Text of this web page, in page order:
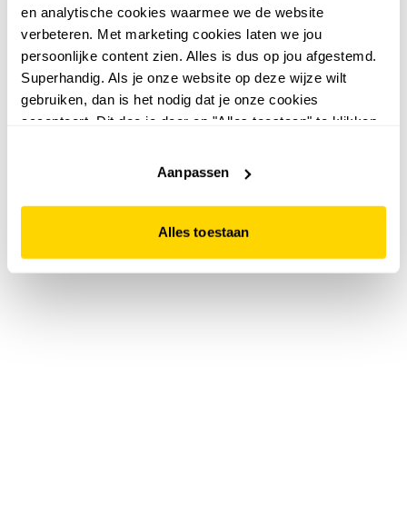
en analytische cookies waarmee we de website
verbeteren. Met marketing cookies laten we jou
persoonlijke content zien. Alles is dus op jou afgestemd.
Superhandig. Als je onze website op deze wijze wilt
gebruiken, dan is het nodig dat je onze cookies
accepteert. Dit doe je door op "Alles toestaan" te klikken.
website niet optimaal functioneert.
Aanpassen
Alles toestaan